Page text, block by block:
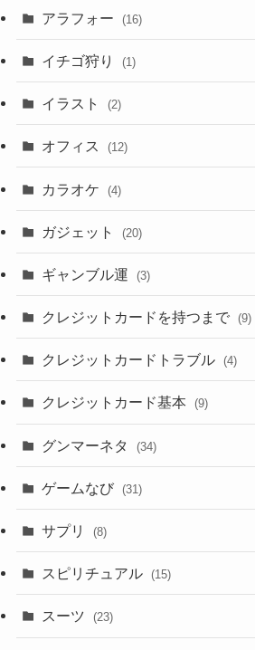
アラフォー (16)
イチゴ狩り (1)
イラスト (2)
オフィス (12)
カラオケ (4)
ガジェット (20)
ギャンブル運 (3)
クレジットカードを持つまで (9)
クレジットカードトラブル (4)
クレジットカード基本 (9)
グンマーネタ (34)
ゲームなび (31)
サプリ (8)
スピリチュアル (15)
スーツ (23)